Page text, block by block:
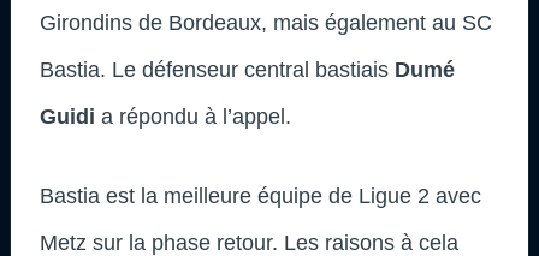
Girondins de Bordeaux, mais également au SC
Bastia. Le défenseur central bastiais Dumé
Guidi a répondu à l’appel.
Bastia est la meilleure équipe de Ligue 2 avec
Metz sur la phase retour. Les raisons à cela